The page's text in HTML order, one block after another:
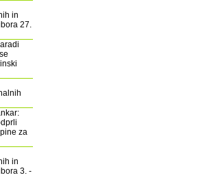
in
27.
za
in
3. -